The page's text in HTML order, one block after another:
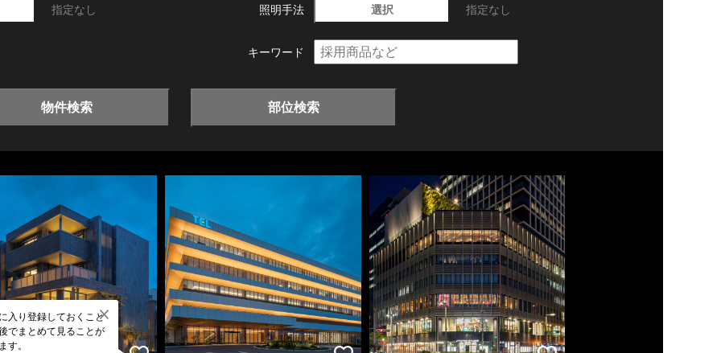
指定なし 照明手法 選択 指定なし
キーワード
物件検索 部位検索
入り登録しておくこと
でまとめて見ることが
す。